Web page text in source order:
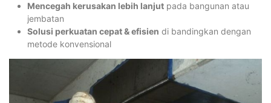
Mencegah kerusakan lebih lanjut pada bangunan atau
jembatan
Solusi perkuatan cepat & efisien di bandingkan dengan
metode konvensional